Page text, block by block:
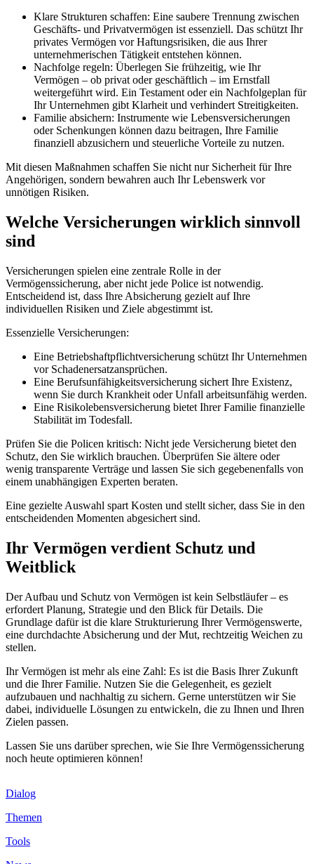
Klare Strukturen schaffen: Eine saubere Trennung zwischen
Geschäfts- und Privatvermögen ist essenziell. Das schützt Ihr
privates Vermögen vor Haftungsrisiken, die aus Ihrer
unternehmerischen Tätigkeit entstehen können.
Nachfolge regeln: Überlegen Sie frühzeitig, wie Ihr
Vermögen – ob privat oder geschäftlich – im Ernstfall
weitergeführt wird. Ein Testament oder ein Nachfolgeplan für
Ihr Unternehmen gibt Klarheit und verhindert Streitigkeiten.
Familie absichern: Instrumente wie Lebensversicherungen
oder Schenkungen können dazu beitragen, Ihre Familie
finanziell abzusichern und steuerliche Vorteile zu nutzen.
Mit diesen Maßnahmen schaffen Sie nicht nur Sicherheit für Ihre
Angehörigen, sondern bewahren auch Ihr Lebenswerk vor
unnötigen Risiken.
Welche Versicherungen wirklich sinnvoll
sind
Versicherungen spielen eine zentrale Rolle in der
Vermögenssicherung, aber nicht jede Police ist notwendig.
Entscheidend ist, dass Ihre Absicherung gezielt auf Ihre
individuellen Risiken und Ziele abgestimmt ist.
Essenzielle Versicherungen:
Eine Betriebshaftpflichtversicherung schützt Ihr Unternehmen
vor Schadenersatzansprüchen.
Eine Berufsunfähigkeitsversicherung sichert Ihre Existenz,
wenn Sie durch Krankheit oder Unfall arbeitsunfähig werden.
Eine Risikolebensversicherung bietet Ihrer Familie finanzielle
Stabilität im Todesfall.
Prüfen Sie die Policen kritisch: Nicht jede Versicherung bietet den
Schutz, den Sie wirklich brauchen. Überprüfen Sie ältere oder
wenig transparente Verträge und lassen Sie sich gegebenenfalls von
einem unabhängigen Experten beraten.
Eine gezielte Auswahl spart Kosten und stellt sicher, dass Sie in den
entscheidenden Momenten abgesichert sind.
Ihr Vermögen verdient Schutz und
Weitblick
Der Aufbau und Schutz von Vermögen ist kein Selbstläufer – es
erfordert Planung, Strategie und den Blick für Details. Die
Grundlage dafür ist die klare Strukturierung Ihrer Vermögenswerte,
eine durchdachte Absicherung und der Mut, rechtzeitig Weichen zu
stellen.
Ihr Vermögen ist mehr als eine Zahl: Es ist die Basis Ihrer Zukunft
und die Ihrer Familie. Nutzen Sie die Gelegenheit, es gezielt
aufzubauen und nachhaltig zu sichern. Gerne unterstützen wir Sie
dabei, individuelle Lösungen zu entwickeln, die zu Ihnen und Ihren
Zielen passen.
Lassen Sie uns darüber sprechen, wie Sie Ihre Vermögenssicherung
noch heute optimieren können!
Dialog
Themen
Tools